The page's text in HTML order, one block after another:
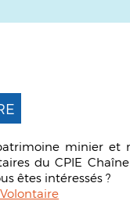
minier et
du CPIE
êtes intéressés ?